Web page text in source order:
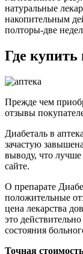
натуральные
накопительным
полторы-две
Где купить
Прежде чем
отзывы
Диабеталь в
зачастую
выводу, что
сайте.
О препарате
положительные
цена лекарства
это
состояния
Точная